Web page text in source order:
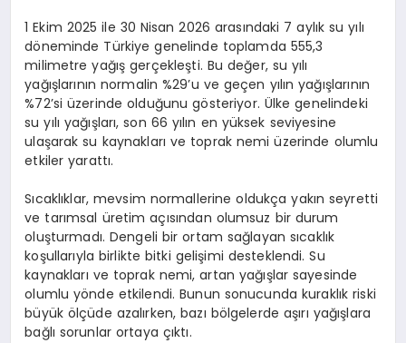
1 Ekim 2025 ile 30 Nisan 2026 arasındaki 7 aylık su yılı
döneminde Türkiye genelinde toplamda 555,3
milimetre yağış gerçekleşti. Bu değer, su yılı
yağışlarının normalin %29’u ve geçen yılın yağışlarının
%72’si üzerinde olduğunu gösteriyor. Ülke genelindeki
su yılı yağışları, son 66 yılın en yüksek seviyesine
ulaşarak su kaynakları ve toprak nemi üzerinde olumlu
etkiler yarattı.
Sıcaklıklar, mevsim normallerine oldukça yakın seyretti
ve tarımsal üretim açısından olumsuz bir durum
oluşturmadı. Dengeli bir ortam sağlayan sıcaklık
koşullarıyla birlikte bitki gelişimi desteklendi. Su
kaynakları ve toprak nemi, artan yağışlar sayesinde
olumlu yönde etkilendi. Bunun sonucunda kuraklık riski
büyük ölçüde azalırken, bazı bölgelerde aşırı yağışlara
bağlı sorunlar ortaya çıktı.